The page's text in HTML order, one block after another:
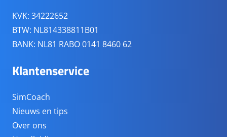
KVK: 34222652
BTW: NL814338811B01
BANK: NL81 RABO 0141 8460 62
Klantenservice
SimCoach
Nieuws en tips
Over ons